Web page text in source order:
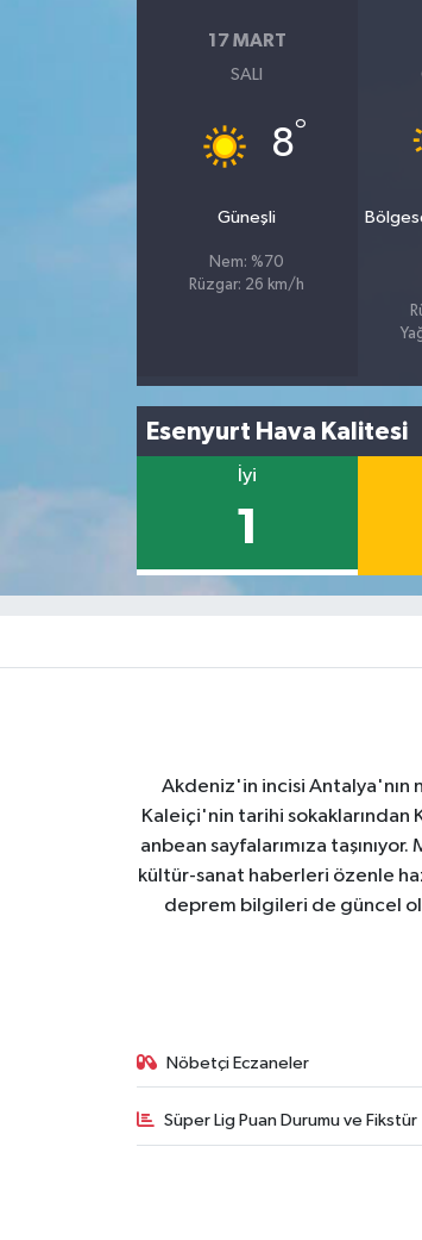
17 MART
SALI
8°
Güneşli
Nem: %70
Rüzgar: 26 km/h
Esenyurt Hava Kalitesi
İyi
1
Akdeniz'in incisi Antalya'nın
Kaleiçi'nin tarihi sokaklarından
anbean sayfalarımıza
kültür-sanat haberleri özenle
deprem bilgileri de güncel
Nöbetçi Eczaneler
Süper Lig Puan Durumu ve Fikstür